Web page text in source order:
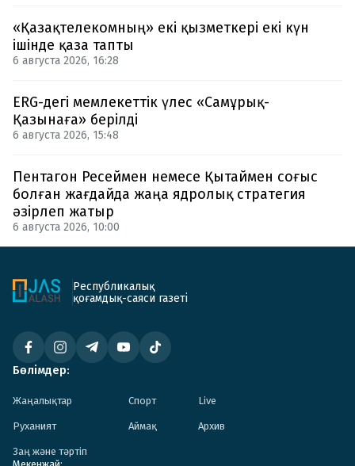
«Қазақтелекомның» екі қызметкері екі күн
ішінде қаза тапты
6 августа 2026, 16:28
ERG-дегі мемлекеттік үлес «Самұрық-
Қазынаға» берілді
6 августа 2026, 15:48
Пентагон Ресеймен немесе Қытаймен соғыс
болған жағдайда жаңа ядролық стратегия
әзірлеп жатыр
6 августа 2026, 10:00
Республикалық
қоғамдық-саяси газеті
Бөлімдер:
Жаңалықтар Спорт Live
Руханият Аймақ Архив
Заң және тәртіп